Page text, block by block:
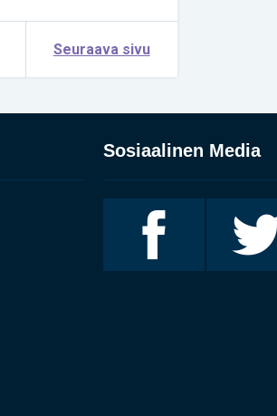
Seuraava sivu
Sosiaalinen Media
Invalidiliitto
Facebookissa
Invalidiliitto
Twitterissä